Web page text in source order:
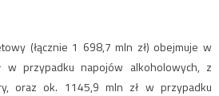
(łącznie 1 698,7 mln zł) obejmuje w
przypadku napojów alkoholowych, z
oraz ok. 1145,9 mln zł w przypadku